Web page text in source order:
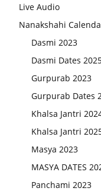
Live Audio
Nanakshahi
Dasmi 2023
Dasmi Dates
Gurpurab 2023
Gurpurab Dates
Khalsa Jantri
Khalsa Jantri
Masya 2023
MASYA DATES
Panchami 2023